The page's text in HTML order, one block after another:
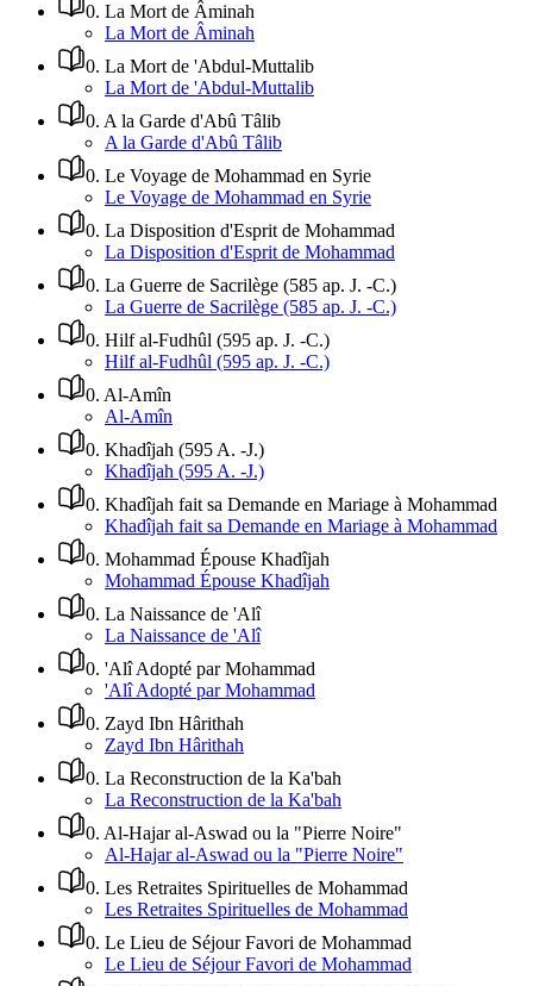
0. La Mort de Âminah
La Mort de Âminah
0. La Mort de 'Abdul-Muttalib
La Mort de 'Abdul-Muttalib
0. A la Garde d'Abû Tâlib
A la Garde d'Abû Tâlib
0. Le Voyage de Mohammad en Syrie
Le Voyage de Mohammad en Syrie
0. La Disposition d'Esprit de Mohammad
La Disposition d'Esprit de Mohammad
0. La Guerre de Sacrilège (585 ap. J. -C.)
La Guerre de Sacrilège (585 ap. J. -C.)
0. Hilf al-Fudhûl (595 ap. J. -C.)
Hilf al-Fudhûl (595 ap. J. -C.)
0. Al-Amîn
Al-Amîn
0. Khadîjah (595 A. -J.)
Khadîjah (595 A. -J.)
0. Khadîjah fait sa Demande en Mariage à Mohammad
Khadîjah fait sa Demande en Mariage à Mohammad
0. Mohammad Épouse Khadîjah
Mohammad Épouse Khadîjah
0. La Naissance de 'Alî
La Naissance de 'Alî
0. 'Alî Adopté par Mohammad
'Alî Adopté par Mohammad
0. Zayd Ibn Hârithah
Zayd Ibn Hârithah
0. La Reconstruction de la Ka'bah
La Reconstruction de la Ka'bah
0. Al-Hajar al-Aswad ou la "Pierre Noire"
Al-Hajar al-Aswad ou la "Pierre Noire"
0. Les Retraites Spirituelles de Mohammad
Les Retraites Spirituelles de Mohammad
0. Le Lieu de Séjour Favori de Mohammad
Le Lieu de Séjour Favori de Mohammad